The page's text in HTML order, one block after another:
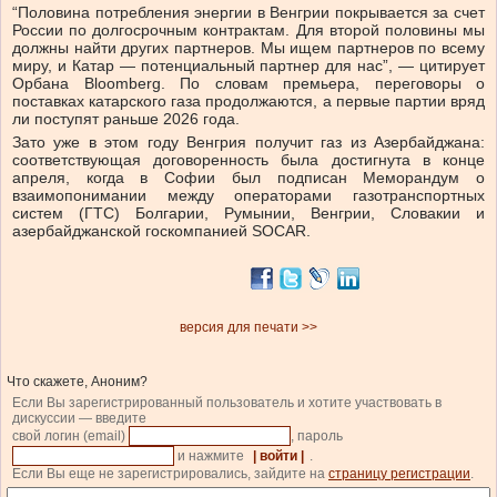
“Половина потребления энергии в Венгрии покрывается за счет
России по долгосрочным контрактам. Для второй половины мы
должны найти других партнеров. Мы ищем партнеров по всему
миру, и Катар — потенциальный партнер для нас”, — цитирует
Орбана Bloomberg. По словам премьера, переговоры о
поставках катарского газа продолжаются, а первые партии вряд
ли поступят раньше 2026 года.
Зато уже в этом году Венгрия получит газ из Азербайджана:
соответствующая договоренность была достигнута в конце
апреля, когда в Софии был подписан Меморандум о
взаимопонимании между операторами газотранспортных
систем (ГТС) Болгарии, Румынии, Венгрии, Словакии и
азербайджанской госкомпанией SOCAR.
версия для печати >>
Что скажете, Аноним?
Если Вы зарегистрированный пользователь и хотите участвовать в
дискуссии — введите
свой логин (email)
, пароль
и нажмите
| войти |
.
Если Вы еще не зарегистрировались, зайдите на страницу регистрации.